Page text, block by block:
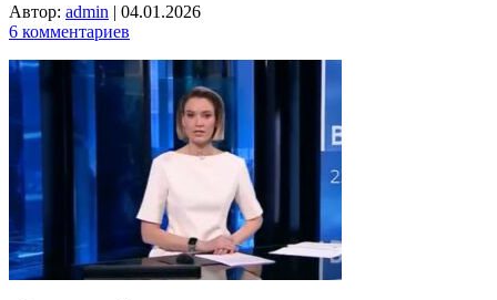
Автор: admin | 04.01.2026
6 комментариев